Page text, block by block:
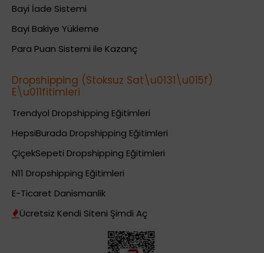
Bayi İade Sistemi
Bayi Bakiye Yükleme
Para Puan Sistemi ile Kazanç
Dropshipping (Stoksuz Sat\u0131\u015f)
E\u011fitimleri
Trendyol Dropshipping Eğitimleri
HepsiBurada Dropshipping Eğitimleri
ÇiçekSepeti Dropshipping Eğitimleri
N11 Dropshipping Eğitimleri
E-Ticaret Danismanlik
Ücretsiz Kendi Siteni Şimdi Aç